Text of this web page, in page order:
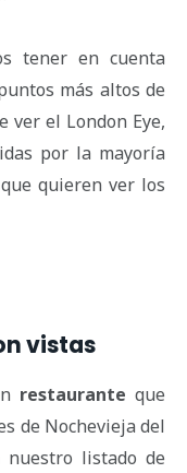
tener en cuenta
más altos de
ver el London Eye,
por la mayoría
quieren ver los
vistas
restaurante que
de Nochevieja del
nuestro listado de